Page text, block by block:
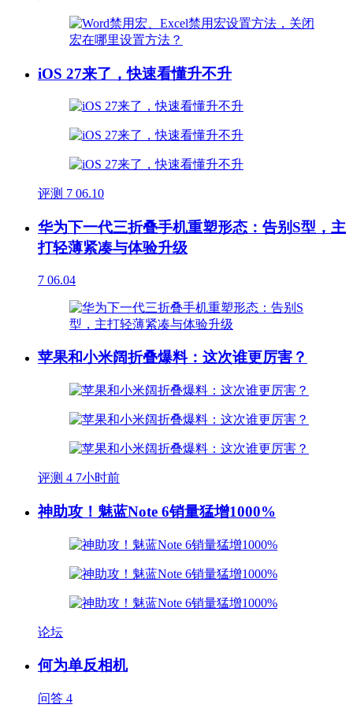
iOS 27来了，快速看懂升不升
评测 7 06.10
华为下一代三折叠手机重塑形态：告别S型，主
打轻薄紧凑与体验升级
7 06.04
苹果和小米阔折叠爆料：这次谁更厉害？
评测 4 7小时前
神助攻！魅蓝Note 6销量猛增1000%
论坛
何为单反相机
问答 4